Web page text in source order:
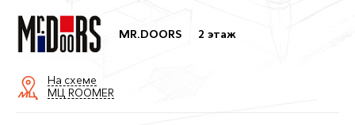
MR.DOORS 2 этаж
На схеме
МЦ ROOMER